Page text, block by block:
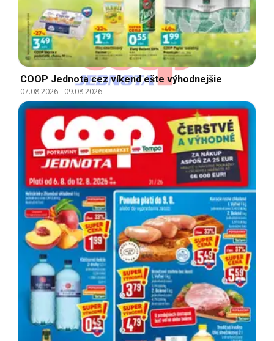
COOP Jednota cez víkend ešte výhodnejšie
07.08.2026- 09.08.2026